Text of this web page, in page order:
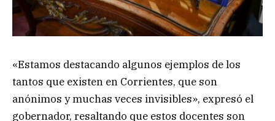
«Estamos destacando algunos ejemplos de los
tantos que existen en Corrientes, que son
anónimos y muchas veces invisibles», expresó el
gobernador, resaltando que estos docentes son